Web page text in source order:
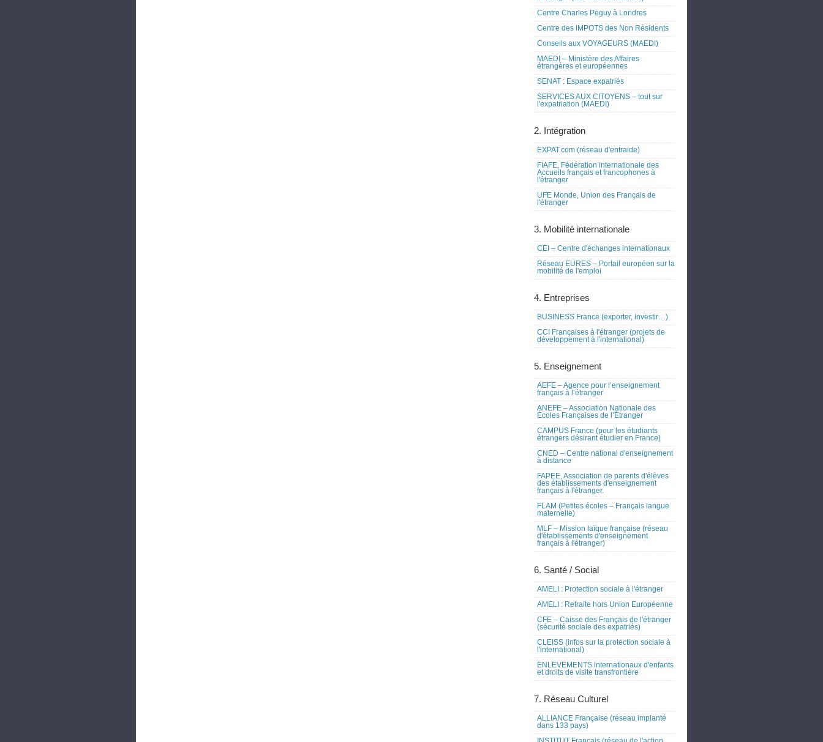
Centre Charles Peguy à Londres
Centre des IMPOTS des Non Résidents
Conseils aux VOYAGEURS (MAEDI)
MAEDI – Ministère des Affaires
étrangères et européennes
SENAT : Espace expatriés
SERVICES AUX CITOYENS – tout sur
l'expatriation (MAEDI)
2. Intégration
EXPAT.com (réseau d'entraide)
FIAFE, Fédération internationale des
Accueils français et francophones à
l'étranger
UFE Monde, Union des Français de
l'étranger
3. Mobilité internationale
CEI – Centre d'échanges internationaux
Réseau EURES – Portail européen sur la
mobilité de l'emploi
4. Entreprises
BUSINESS France (exporter, investir…)
CCI Françaises à l'étranger (projets de
développement à l'international)
5. Enseignement
AEFE – Agence pour l’enseignement
français à l’étranger
ANEFE – Association Nationale des
Écoles Françaises de l’Étranger
CAMPUS France (pour les étudiants
étrangers désirant étudier en France)
CNED – Centre national d'enseignement
à distance
FAPEE, Association de parents d'élèves
des établissements d'enseignement
français à l'étranger.
FLAM (Petites écoles – Français langue
maternelle)
MLF – Mission laïque française (réseau
d'établissements d'enseignement
français à l'étranger)
6. Santé / Social
AMELI : Protection sociale à l'étranger
AMELI : Retraite hors Union Européenne
CFE – Caisse des Français de l'étranger
(sécurité sociale des expatriés)
CLEISS (infos sur la protection sociale à
l'international)
ENLEVEMENTS internationaux d'enfants
et droits de visite transfrontière
7. Réseau Culturel
ALLIANCE Française (réseau implanté
dans 133 pays)